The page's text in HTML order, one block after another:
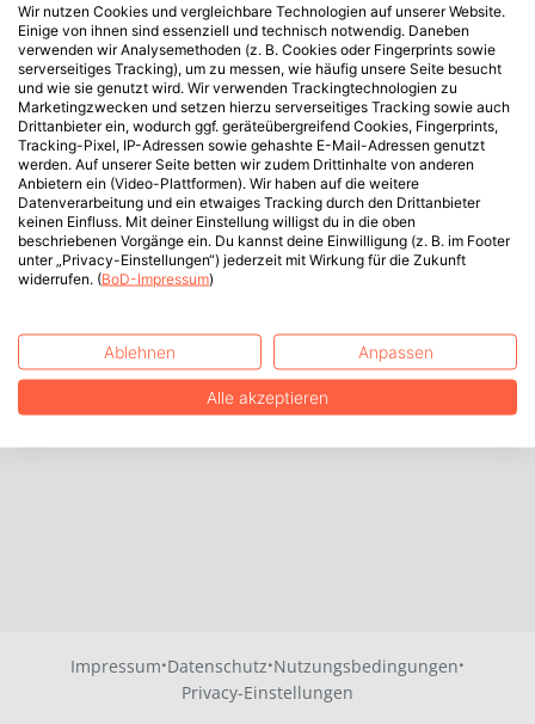
Impressum·Datenschutz·Nutzungsbedingungen·
Privacy-Einstellungen
Wir nutzen Cookies und vergleichbare Technologien auf unserer Website.
Einige von ihnen sind essenziell und technisch notwendig. Daneben
verwenden wir Analysemethoden (z. B. Cookies oder Fingerprints sowie
serverseitiges Tracking), um zu messen, wie häufig unsere Seite besucht
und wie sie genutzt wird. Wir verwenden Trackingtechnologien zu
Marketingzwecken und setzen hierzu serverseitiges Tracking sowie auch
Drittanbieter ein, wodurch ggf. geräteübergreifend Cookies, Fingerprints,
Tracking-Pixel, IP-Adressen sowie gehashte E-Mail-Adressen genutzt
werden. Auf unserer Seite betten wir zudem Drittinhalte von anderen
Anbietern ein (Video-Plattformen). Wir haben auf die weitere
Datenverarbeitung und ein etwaiges Tracking durch den Drittanbieter
keinen Einfluss. Mit deiner Einstellung willigst du in die oben
beschriebenen Vorgänge ein. Du kannst deine Einwilligung (z. B. im Footer
unter „Privacy-Einstellungen“) jederzeit mit Wirkung für die Zukunft
widerrufen. (BoD-Impressum)
Ablehnen Anpassen
Alle akzeptieren